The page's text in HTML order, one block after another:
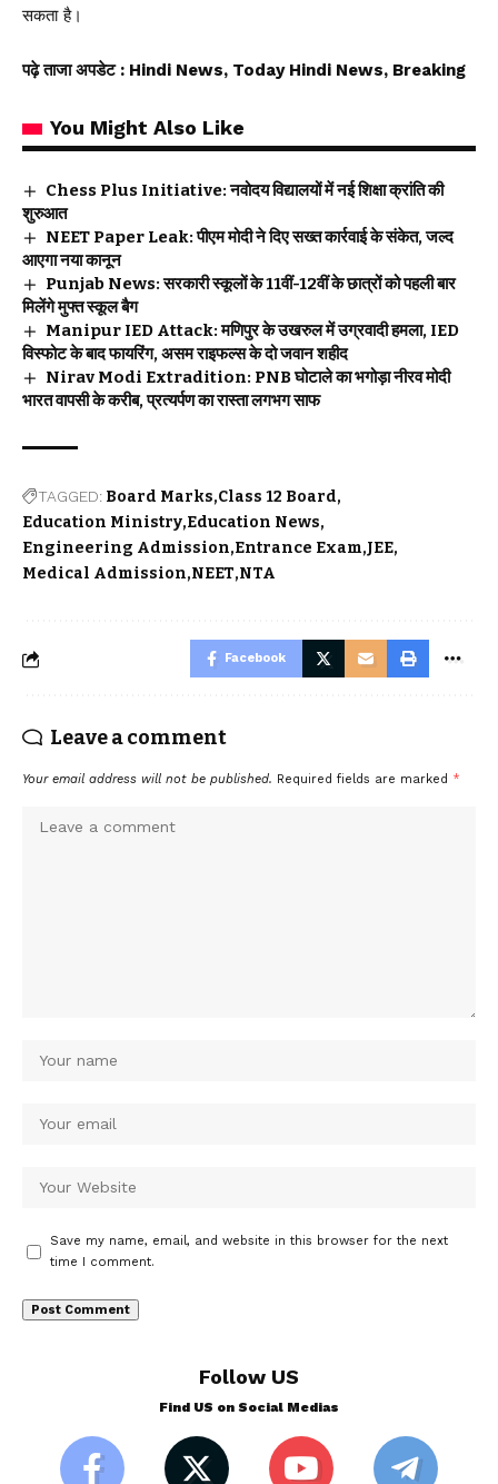
सकता है।
पढ़े ताजा अपडेट : Hindi News, Today Hindi News, Breaking
You Might Also Like
Chess Plus Initiative: नवोदय विद्यालयों में नई शिक्षा क्रांति की
शुरुआत
NEET Paper Leak: पीएम मोदी ने दिए सख्त कार्रवाई के संकेत, जल्द
आएगा नया कानून
Punjab News: सरकारी स्कूलों के 11वीं-12वीं के छात्रों को पहली बार
मिलेंगे मुफ्त स्कूल बैग
Manipur IED Attack: मणिपुर के उखरुल में उग्रवादी हमला, IED
विस्फोट के बाद फायरिंग, असम राइफल्स के दो जवान शहीद
Nirav Modi Extradition: PNB घोटाले का भगोड़ा नीरव मोदी
भारत वापसी के करीब, प्रत्यर्पण का रास्ता लगभग साफ
TAGGED: Board Marks Class 12 Board
Education Ministry Education News
Engineering Admission Entrance Exam JEE
Medical Admission NEET NTA
Facebook
Leave a comment
Your email address will not be published. Required fields are marked *
Save my name, email, and website in this browser for the next
time I comment.
Follow US
Find US on Social Medias